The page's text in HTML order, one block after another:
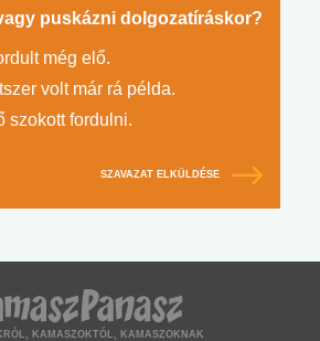
puskázni dolgozatíráskor?
még elő.
volt már rá példa.
szokott fordulni.
SZAVAZAT ELKÜLDÉSE
KAMASZOKTÓL, KAMASZOKNAK